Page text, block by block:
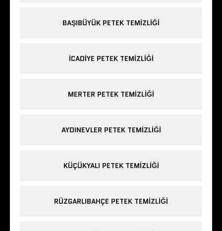
BAŞIBÜYÜK PETEK TEMIZLIĞI
ICADIYE PETEK TEMIZLIĞI
MERTER PETEK TEMIZLIĞI
AYDINEVLER PETEK TEMIZLIĞI
KÜÇÜKYALI PETEK TEMIZLIĞI
RÜZGARLIBAHÇE PETEK TEMIZLIĞI